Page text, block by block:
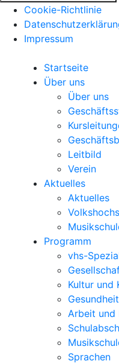
Cookie-Richtlinie
Impressum
Startseite
Über uns
Über uns
Leitbild
Verein
Aktuelles
Aktuelles
Programm
vhs-
Kultur und
Arbeit und
Sprachen